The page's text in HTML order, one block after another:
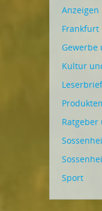
Anzeigen
Frankfurt
Gewerbe
Kultur
Ratgeber
Sport